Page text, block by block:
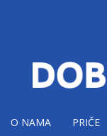
O NAMA PRIČE